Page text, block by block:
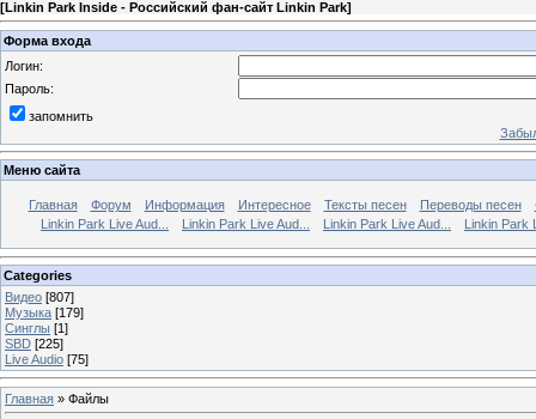
[Linkin Park Inside - Российский фан-сайт Linkin Park]
Форма входа
Логин:
Пароль:
запомнить
Меню сайта
Главная Форум Информация Интересное Тексты песен Переводы песен
Linkin Park Live Aud...
Linkin Park Live Aud... Linkin Park Live Aud... Linkin Park
Categories
Видео [807]
Музыка [179]
Синглы [1]
SBD [225]
Live Audio [75]
Главная » Файлы